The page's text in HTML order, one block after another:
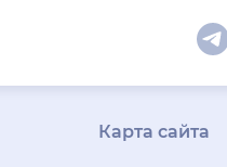
Карта сайта